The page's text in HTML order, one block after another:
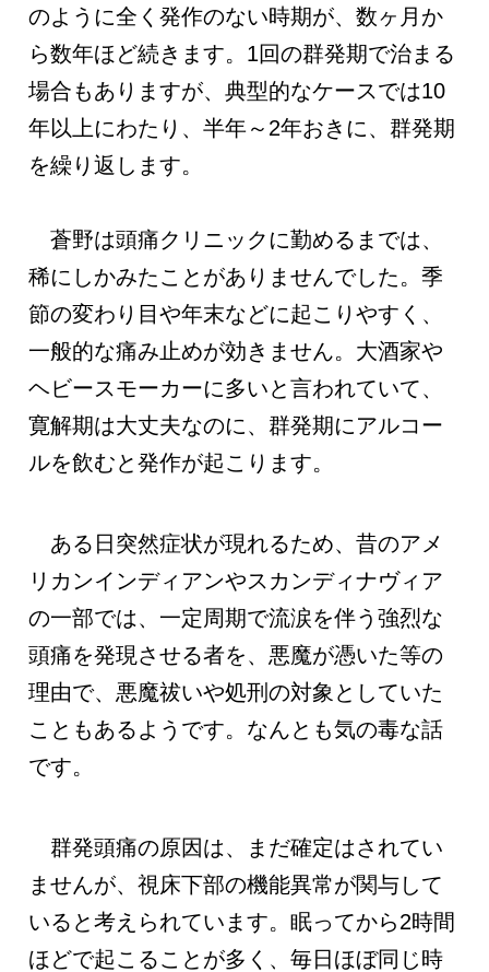
のように全く発作のない時期が、数ヶ月か
ら数年ほど続きます。1回の群発期で治まる
場合もありますが、典型的なケースでは10
年以上にわたり、半年～2年おきに、群発期
を繰り返します。
蒼野は頭痛クリニックに勤めるまでは、
稀にしかみたことがありませんでした。季
節の変わり目や年末などに起こりやすく、
一般的な痛み止めが効きません。大酒家や
ヘビースモーカーに多いと言われていて、
寛解期は大丈夫なのに、群発期にアルコー
ルを飲むと発作が起こります。
ある日突然症状が現れるため、昔のアメ
リカンインディアンやスカンディナヴィア
の一部では、一定周期で流涙を伴う強烈な
頭痛を発現させる者を、悪魔が憑いた等の
理由で、悪魔祓いや処刑の対象としていた
こともあるようです。なんとも気の毒な話
です。
群発頭痛の原因は、まだ確定はされてい
ませんが、視床下部の機能異常が関与して
いると考えられています。眠ってから2時間
ほどで起こることが多く、毎日ほぼ同じ時